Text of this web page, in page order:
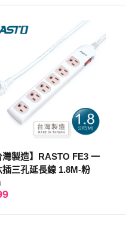
灣製造】RASTO FE3 一
插三孔延長線 1.8M-粉